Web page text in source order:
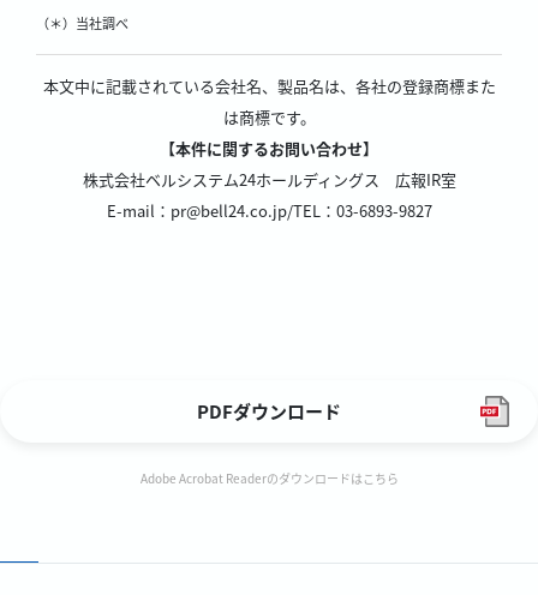
（＊）当社調べ
本文中に記載されている会社名、製品名は、各社の登録商標また
は商標です。
【本件に関するお問い合わせ】
株式会社ベルシステム24ホールディングス 広報IR室
E-mail：pr@bell24.co.jp/TEL：03-6893-9827
PDFダウンロード
Adobe Acrobat Readerのダウンロードはこちら